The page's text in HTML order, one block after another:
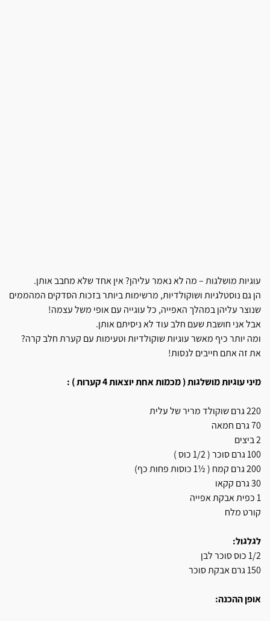
עוגיות מושלגות – מה לא נאמר עליהן? אין אחד שלא מחבב אותן.
הן גם נוסטלגיות ושוקולדיות, מרשימות ביותר בזכות הסדקים המהממים
שנוצר עליהן במהלך האפייה, כל עוגייה עם אופי משל עצמה!
אבל אני חושבת שעם חלב עוד לא ניסיתם אותן.
ומה יותר כיף מאשר עוגיות שוקולדיות וטעימות עם קערת חלב קרה?
את זה אתם חייבים לנסות!
מיני עוגיות מושלגות ( מכמות אחת יוצאות 4 קערות ) :
220 גרם שוקולד מריר של עלית
70 גרם חמאה
2 ביצים
100 גרם סוכר ( 1/2 כוס )
200 גרם קמח ( ½1 כוסות פחות כף)
30 גרם קקאו
1 כפית אבקת אפייה
קורט מלח
לגלגול:
1/2 כוס סוכר לבן
150 גרם אבקת סוכר
אופן ההכנה: